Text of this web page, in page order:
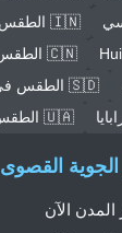
🇮🇳 الطقس في تشيناي
🇨🇳 الطقس في تشنغدو
🇸🇩 الطقس في أم درمان
🇺🇦 الطقس في كييف
الجوية القصوى
المدن الآن